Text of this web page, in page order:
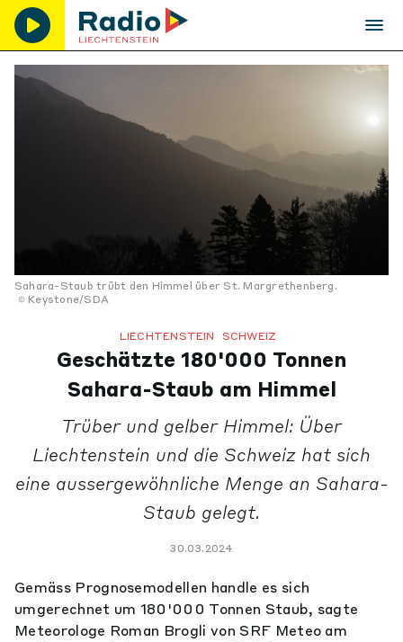
Sahara-Staub trübt den Himmel über St. Margrethenberg.
Keystone/SDA
LIECHTENSTEIN SCHWEIZ
Geschätzte 180'000 Tonnen
Sahara-Staub am Himmel
Trüber und gelber Himmel: Über
Liechtenstein und die Schweiz hat sich
eine aussergewöhnliche Menge an Sahara-
Staub gelegt.
30.03.2024
Gemäss Prognosemodellen handle es sich
umgerechnet um 180'000 Tonnen Staub, sagte
Meteorologe Roman Brogli von SRF Meteo am